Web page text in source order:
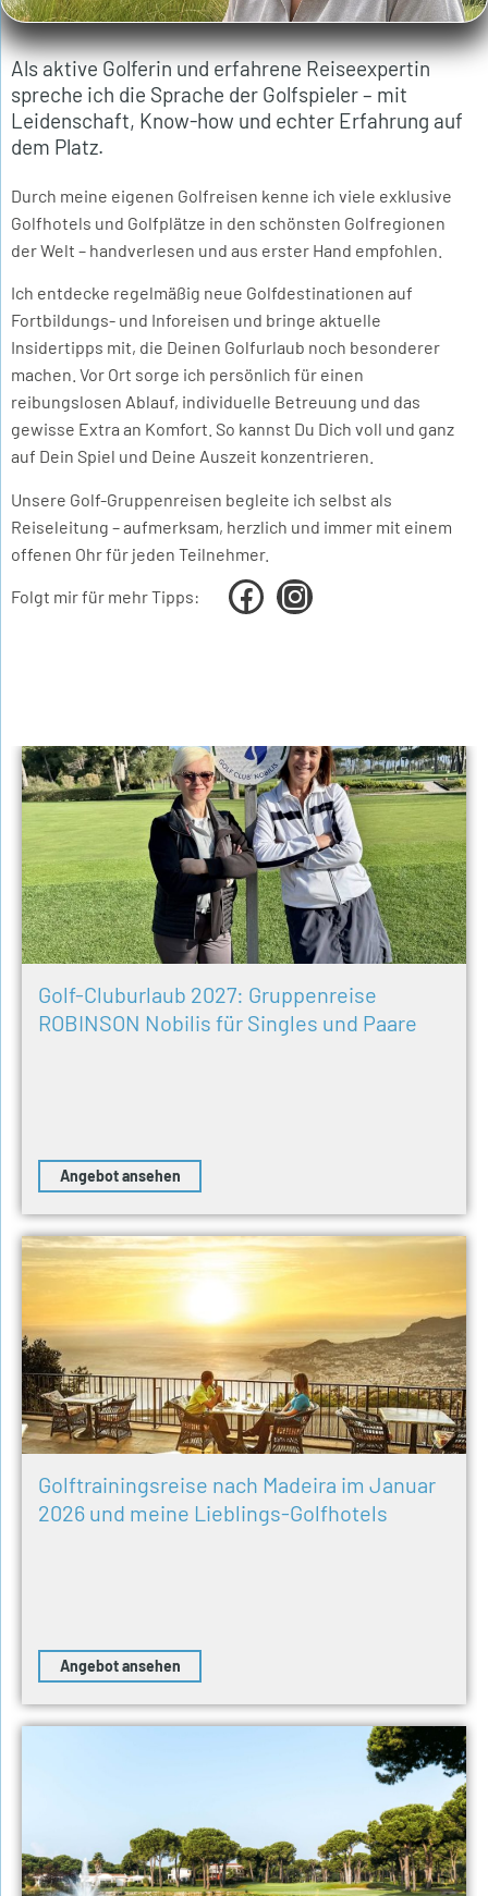
Als aktive Golferin und erfahrene Reiseexpertin
spreche ich die Sprache der Golfspieler – mit
Leidenschaft, Know-how und echter Erfahrung auf
dem Platz.
Durch meine eigenen Golfreisen kenne ich viele exklusive
Golfhotels und Golfplätze in den schönsten Golfregionen
der Welt – handverlesen und aus erster Hand empfohlen.
Ich entdecke regelmäßig neue Golfdestinationen auf
Fortbildungs- und Inforeisen und bringe aktuelle
Insidertipps mit, die Deinen Golfurlaub noch besonderer
machen. Vor Ort sorge ich persönlich für einen
reibungslosen Ablauf, individuelle Betreuung und das
gewisse Extra an Komfort. So kannst Du Dich voll und ganz
auf Dein Spiel und Deine Auszeit konzentrieren.
Unsere Golf-Gruppenreisen begleite ich selbst als
Reiseleitung – aufmerksam, herzlich und immer mit einem
offenen Ohr für jeden Teilnehmer.
Folgt mir für mehr Tipps:
Golf-Cluburlaub 2027: Gruppenreise
ROBINSON Nobilis für Singles und Paare
Angebot ansehen
Golftrainingsreise nach Madeira im Januar
2026 und meine Lieblings-Golfhotels​
Angebot ansehen